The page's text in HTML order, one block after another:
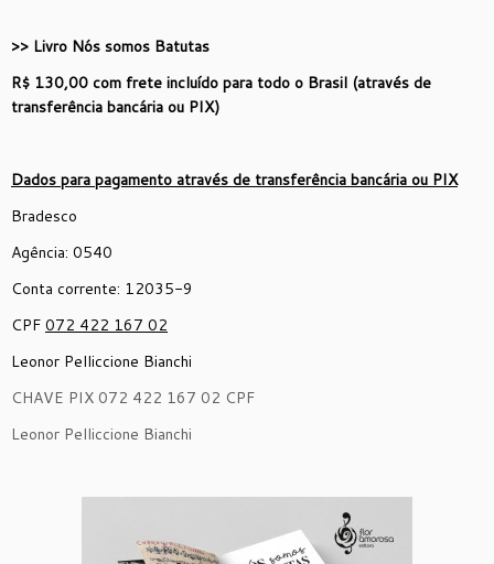
>> Livro Nós somos Batutas
R$ 130,00 com frete incluído para todo o Brasil (através de
transferência bancária ou PIX)
Dados para pagamento através de transferência bancária ou PIX
Bradesco
Agência: 0540
Conta corrente: 12035-9
CPF 072 422 167 02
Leonor Pelliccione Bianchi
CHAVE PIX 072 422 167 02 CPF
Leonor Pelliccione Bianchi